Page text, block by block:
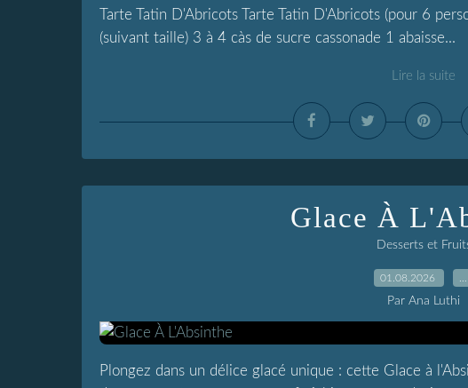
Tarte Tatin D'Abricots Tarte Tatin D'Abricots (pour 6
(suivant taille) 3 à 4 càs de sucre cassonade 1 abaisse...
Lire la suite
Glace À
Desserts et
01.08.2026
Par Ana Luthi
Plongez dans un délice glacé unique : cette Glace à